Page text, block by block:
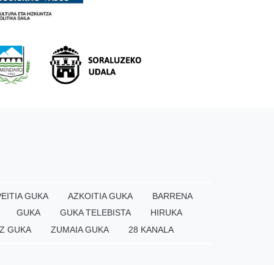
GUKA AZKOITIA GUKA
BARRENA
GUKA GUKA TELEBISTA
HIRUKA
GUKA ZUMAIA GUKA 28 KANALA